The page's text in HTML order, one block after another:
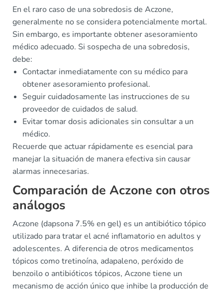
En el raro caso de una sobredosis de Aczone,
generalmente no se considera potencialmente mortal.
Sin embargo, es importante obtener asesoramiento
médico adecuado. Si sospecha de una sobredosis,
debe:
Contactar inmediatamente con su médico para
obtener asesoramiento profesional.
Seguir cuidadosamente las instrucciones de su
proveedor de cuidados de salud.
Evitar tomar dosis adicionales sin consultar a un
médico.
Recuerde que actuar rápidamente es esencial para
manejar la situación de manera efectiva sin causar
alarmas innecesarias.
Comparación de Aczone con otros
análogos
Aczone (dapsona 7.5% en gel) es un antibiótico tópico
utilizado para tratar el acné inflamatorio en adultos y
adolescentes. A diferencia de otros medicamentos
tópicos como tretinoína, adapaleno, peróxido de
benzoilo o antibióticos tópicos, Aczone tiene un
mecanismo de acción único que inhibe la producción de